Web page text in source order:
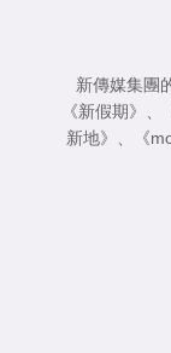
新傳媒集團
《新假期》
新地》
《